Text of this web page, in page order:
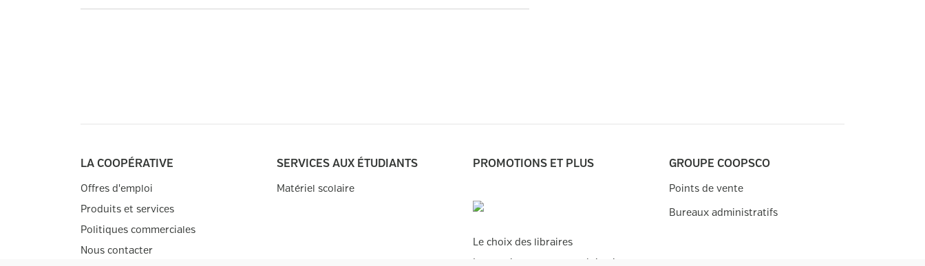
LA COOPÉRATIVE
Offres d'emploi
Produits et services
Politiques commerciales
Nous contacter
SERVICES AUX ÉTUDIANTS
Matériel scolaire
PROMOTIONS ET PLUS
Le choix des libraires
GROUPE COOPSCO
Points de vente
Bureaux administratifs